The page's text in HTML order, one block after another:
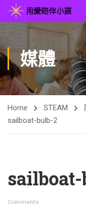
媒體
Home STEAM
sailboat-bulb-2
Comments